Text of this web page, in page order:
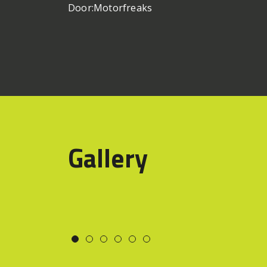
Door:Motorfreaks
Gallery